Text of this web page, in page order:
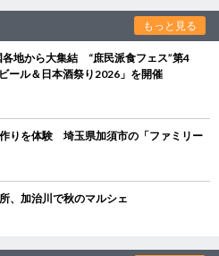
もっと見る
各地から大集結 “庶民派食フェス”第4
ール＆日本酒祭り2026」を開催
りを体験 埼玉県加須市の「ファミリー
、加治川で秋のマルシェ